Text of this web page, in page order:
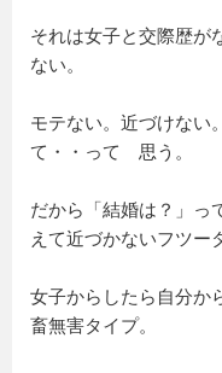
それは女子と交際歴が
ない。
モテない。近づけない
て・・って 思う。
だから「結婚は？」っ
えて近づかないフツー
女子からしたら自分か
畜無害タイプ。